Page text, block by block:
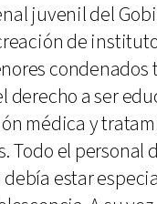
juvenil del
de
condenados
derecho a ser
médica y
Todo el personal
estar